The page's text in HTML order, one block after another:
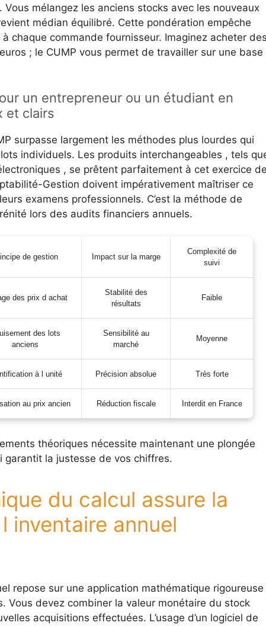
mélangez les anciens stocks avec les nouveaux
médian équilibré. Cette pondération empêche
chaque commande fournisseur. Imaginez acheter
; le CUMP vous permet de travailler sur une base
un entrepreneur ou un étudiant en
et clairs
surpasse largement les méthodes plus lourdes qui
individuels. Les produits interchangeables , tels
, se prêtent parfaitement à cet exercice
Gestion doivent impérativement maîtriser ce
examens professionnels. C’est la méthode de
lors des audits financiers annuels.
de gestion Impact sur la marge
Complexité de
suivi
des prix d achat
Stabilité des
résultats
Faible
des lots
anciens
Sensibilité au
marché
Moyenne
à l unité Précision absolue Très forte
au prix ancien Réduction fiscale Interdit en France
théoriques nécessite maintenant une plongée
la justesse de vos chiffres.
du calcul assure la
inventaire annuel
repose sur une application mathématique rigoureuse
Vous devez combiner la valeur monétaire du stock
acquisitions effectuées. L’usage d’un logiciel de